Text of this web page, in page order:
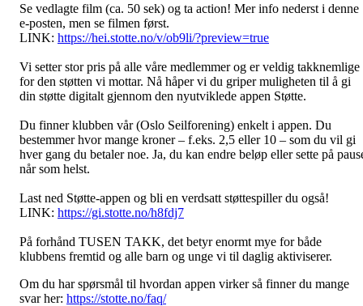
Se vedlagte film (ca. 50 sek) og ta action! Mer info nederst i denne
e-posten, men se filmen først.
LINK: https://hei.stotte.no/v/ob9li/?preview=true
Vi setter stor pris på alle våre medlemmer og er veldig takknemlige
for den støtten vi mottar. Nå håper vi du griper muligheten til å gi
din støtte digitalt gjennom den nyutviklede appen Støtte.
Du finner klubben vår (Oslo Seilforening) enkelt i appen. Du
bestemmer hvor mange kroner – f.eks. 2,5 eller 10 – som du vil gi
hver gang du betaler noe. Ja, du kan endre beløp eller sette på
når som helst.
Last ned Støtte-appen og bli en verdsatt støttespiller du også!
LINK: https://gi.stotte.no/h8fdj7
På forhånd TUSEN TAKK, det betyr enormt mye for både
klubbens fremtid og alle barn og unge vi til daglig aktiviserer.
Om du har spørsmål til hvordan appen virker så finner du mange
svar her: https://stotte.no/faq/